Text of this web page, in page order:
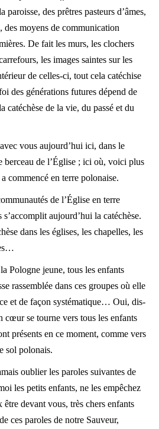
paroisse, des prêtres pasteurs d’âmes,
des moyens de communication
De fait les murs, les clochers
les images saintes sur les
de celles-ci, tout cela catéchise
des générations futures dépend de
catéchèse de la vie, du passé et du
vous aujourd’hui ici, dans le
berceau de l’Église ; ici où, voici plus
commencé en terre polonaise.
de l’Église en terre
aujourd’hui la catéchèse.
dans les églises, les chapelles, les
Pologne jeune, tous les enfants
rassemblée dans ces groupes où elle
et de façon systématique… Oui, dis-
cœur se tourne vers tous les enfants
présents en ce moment, comme vers
sol polonais.
oublier les paroles suivantes de
les petits enfants, ne les empêchez
être devant vous, très chers enfants
ces paroles de notre Sauveur,